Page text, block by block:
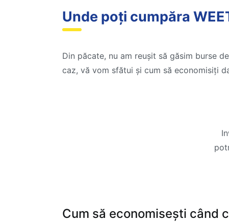
Unde poți cumpăra
Din păcate, nu am reușit să găsim burse
caz, vă vom sfătui și cum să economisiți
Cum să economisești când